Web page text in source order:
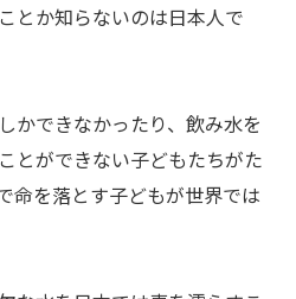
とか知らないのは日本人で
かできなかったり、飲み水を
とができない子どもたちがた
命を落とす子どもが世界では